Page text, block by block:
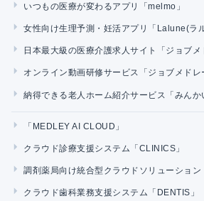
いつもの医療が変わるアプリ「melmo」
女性向け生理予測・妊活アプリ「Lalune(ラ
日本最大級の医療介護求人サイト「ジョブメ
オンライン動画研修サービス「ジョブメドレ
納得できる老人ホーム紹介サービス「みんか
「MEDLEY AI CLOUD」
クラウド診療支援システム「CLINICS」
調剤薬局向け統合型クラウドソリューション
クラウド歯科業務支援システム「DENTIS」